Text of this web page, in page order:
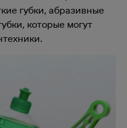
губки, абразивные
которые могут